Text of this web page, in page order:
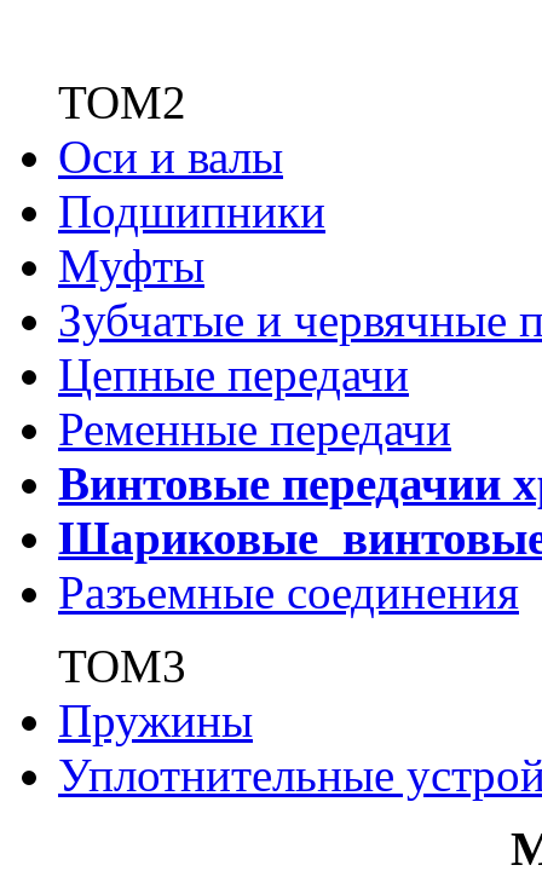
ТОМ2
Оси и валы
Подшипники
Муфты
Зубчатые и червячные
Цепные передачи
Ременные передачи
Винтовые передачии
Шариковые
Разъемные соединения
ТОМ3
Пружины
Уплотнительные